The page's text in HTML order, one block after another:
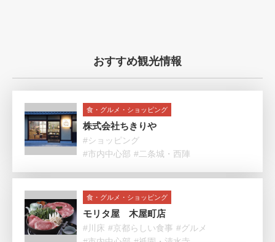
おすすめ観光情報
食・グルメ・ショッピング
株式会社ちきりや
#ショッピング
#市内中心部 #二条城・西陣
食・グルメ・ショッピング
モリタ屋 木屋町店
#川床 #京都らしい食事 #グルメ